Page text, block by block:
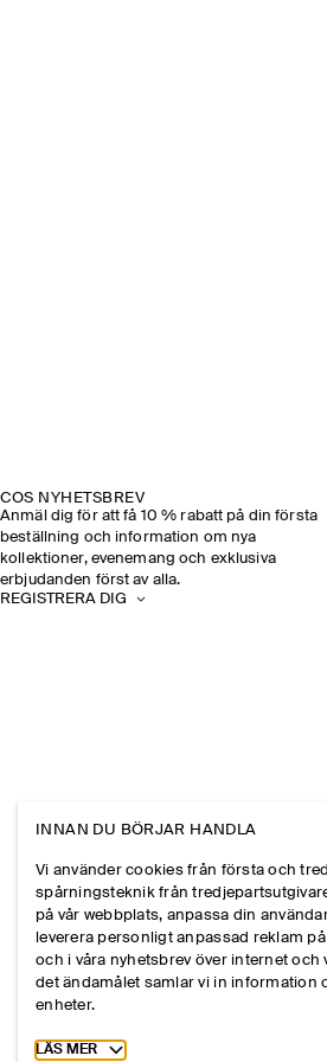
COS NYHETSBREV
Anmäl dig för att få 10 % rabatt på din första
beställning och information om nya
kollektioner, evenemang och exklusiva
erbjudanden först av alla.
REGISTRERA DIG
INNAN DU BÖRJAR HANDLA
Vi använder cookies från första och
spårningsteknik från
på vår webbplats, anpassa din
leverera personligt anpassad reklam
och i våra nyhetsbrev över internet
det ändamålet samlar vi in information
enheter.
Toggle more cookie information
LÄS MER